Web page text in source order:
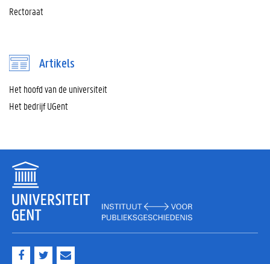
Rectoraat
Artikels
Het hoofd van de universiteit
Het bedrijf UGent